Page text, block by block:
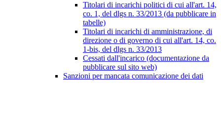
Titolari di incarichi politici di cui all'art. 14,
co. 1, del dlgs n. 33/2013 (da pubblicare in
tabelle)
Titolari di incarichi di amministrazione, di
direzione o di governo di cui all'art. 14, co.
1-bis, del dlgs n. 33/2013
Cessati dall'incarico (documentazione da
pubblicare sul sito web)
Sanzioni per mancata comunicazione dei dati